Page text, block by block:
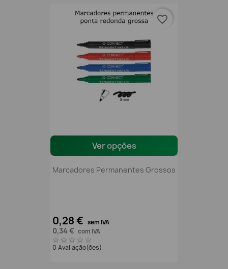
Ver opções
Marcadores Permanentes Grossos
0,28 € sem IVA
0,34 € com IVA
0 Avaliação(ões)
favorite_border